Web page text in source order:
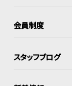
会員制度
スタッフブログ